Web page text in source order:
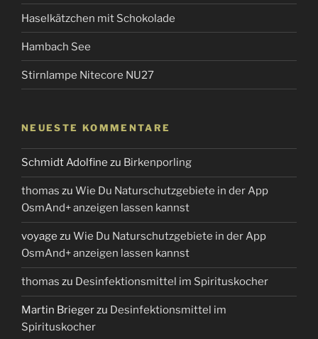
Haselkätzchen mit Schokolade
Hambach See
Stirnlampe Nitecore NU27
NEUESTE KOMMENTARE
Schmidt Adolfine zu Birkenporling
thomas zu Wie Du Naturschutzgebiete in der App
OsmAnd+ anzeigen lassen kannst
voyage zu Wie Du Naturschutzgebiete in der App
OsmAnd+ anzeigen lassen kannst
thomas zu Desinfektionsmittel im Spirituskocher
Martin Briegerzu Desinfektionsmittel im
Spirituskocher